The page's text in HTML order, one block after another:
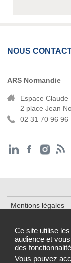
Ce site utilise
audience et
des
Vous pouvez
NOUS
ARS Normandie
Espace Claude
2 place Jean
02 31 70 96 96
Mentions légales
Accessibilité :
Gestion des